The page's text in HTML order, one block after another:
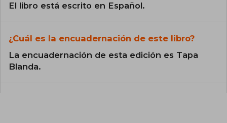
El libro está escrito en Español.
¿Cuál es la encuadernación de este libro?
La encuadernación de esta edición es Tapa
Blanda.